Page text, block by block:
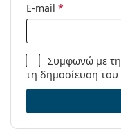
E-mail *
Συμφωνώ με
τη δημοσίευση του